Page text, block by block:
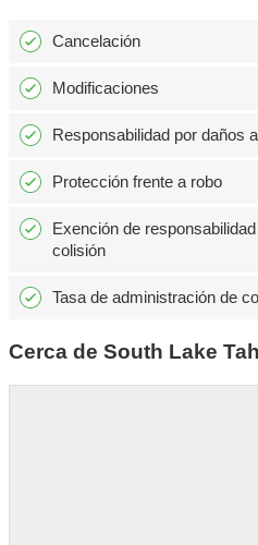
Cancelación
Modificaciones
Responsabilidad por daños
Protección frente a robo
Exención de
colisión
Tasa de administración de
Cerca de South Lake